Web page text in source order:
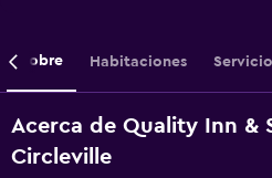
Sobre Habitaciones
Acerca de Quality Inn &
Circleville